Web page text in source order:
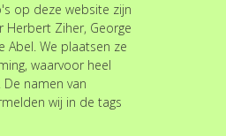
op deze website zijn
Herbert Ziher, George
Abel. We plaatsen ze
waarvoor heel
namen van
wij in de tags